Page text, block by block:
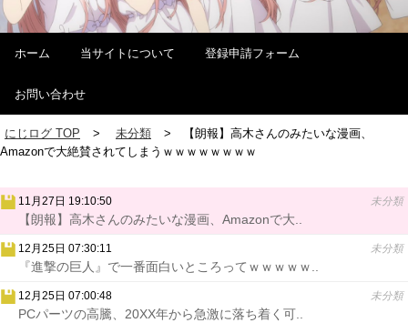
ホーム 当サイトについて 登録申請フォーム
お問い合わせ
にじログ TOP 未分類
【朗報】高木さんのみたいな漫画、
Amazonで大絶賛されてしまうｗｗｗｗｗｗｗｗ
11月27日 19:10:50 未分類
【朗報】高木さんのみたいな漫画、Amazonで大..
12月25日 07:30:11 未分類
『進撃の巨人』で一番面白いところってｗｗｗｗｗ..
12月25日 07:00:48 未分類
PCパーツの高騰、20XX年から急激に落ち着く可..